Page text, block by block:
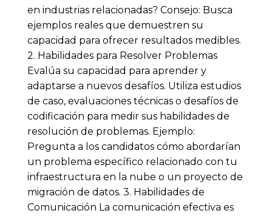
en industrias relacionadas? Consejo: Busca
ejemplos reales que demuestren su
capacidad para ofrecer resultados medibles.
2. Habilidades para Resolver Problemas
Evalúa su capacidad para aprender y
adaptarse a nuevos desafíos. Utiliza estudios
de caso, evaluaciones técnicas o desafíos de
codificación para medir sus habilidades de
resolución de problemas. Ejemplo:
Pregunta a los candidatos cómo abordarían
un problema específico relacionado con tu
infraestructura en la nube o un proyecto de
migración de datos. 3. Habilidades de
Comunicación La comunicación efectiva es